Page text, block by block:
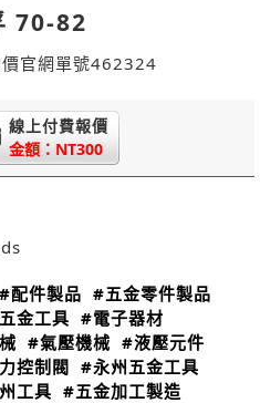
70-82
官網單號462324
線上付費報價
金額：NT300
#配件製品 #五金零件製品
金工具 #電子器材
#氣壓機械 #液壓元件
控制閥 #永州五金工具
工具 #五金加工製造